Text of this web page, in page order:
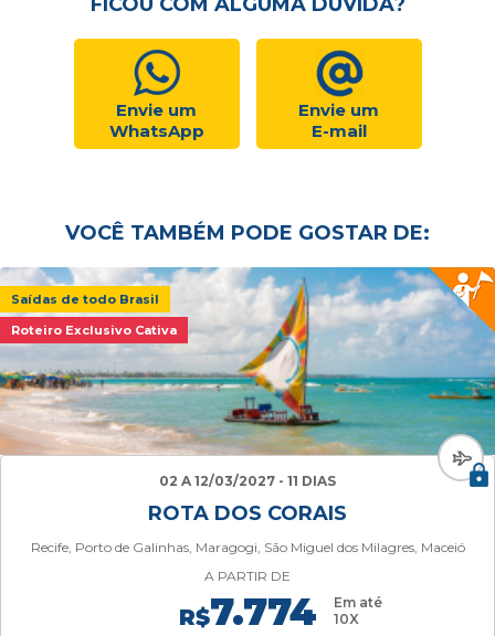
Envie um
WhatsApp
Envie um
E-mail
VOCÊ TAMBÉM PODE GOSTAR DE:
Saídas de todo Brasil
Roteiro Exclusivo Cativa
02 A 12/03/2027 - 11 DIAS
ROTA DOS CORAIS
Recife, Porto de Galinhas, Maragogi, São Miguel dos Milagres, Maceió
A PARTIR DE
R$7.774
Em até
10X